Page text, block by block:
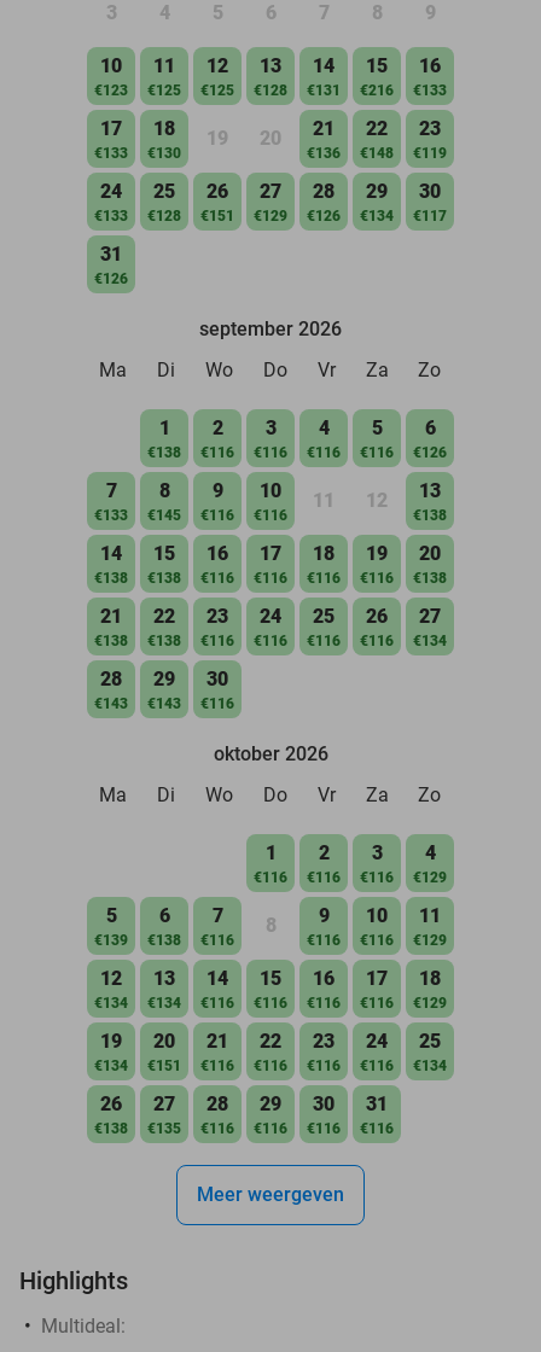
3 4 5 6 7 8 9
10
€123
11
€125
12
€125
13
€128
14
€131
15
€216
16
€133
17
€133
18
€130
19 20 21
€136
22
€148
23
€119
24
€133
25
€128
26
€151
27
€129
28
€126
29
€134
30
€117
31
€126
september 2026
Ma
Di Wo Do Vr Za Zo
1
€138
2
€116
3
€116
4
€116
5
€116
6
€126
7
€133
8
€145
9
€116
10
€116
11 12 13
€138
14
€138
15
€138
16
€116
17
€116
18
€116
19
€116
20
€138
21
€138
22
€138
23
€116
24
€116
25
€116
26
€116
27
€134
28
€143
29
€143
30
€116
oktober 2026
Ma
Di Wo Do Vr Za Zo
1
€116
2
€116
3
€116
4
€129
5
€139
6
€138
7
€116
8 9
€116
10
€116
11
€129
12
€134
13
€134
14
€116
15
€116
16
€116
17
€116
18
€129
19
€134
20
€151
21
€116
22
€116
23
€116
24
€116
25
€134
26
€138
27
€135
28
€116
29
€116
30
€116
31
€116
Meer weergeven
Highlights
Multideal: